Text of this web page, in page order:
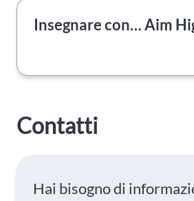
Insegnare con… Aim
Contatti
Hai bisogno di